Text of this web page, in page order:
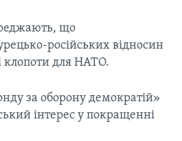
що
російських відносин
клопоти для НАТО.
за оборону демократій»
інтерес у покращенні